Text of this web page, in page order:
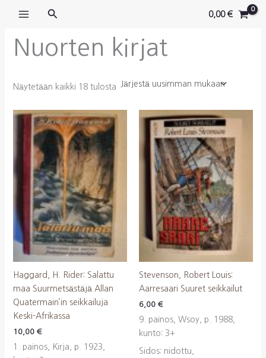
sisältöön
Hae 0,00€
Nuorten kirjat
Näytetään kaikki 18 tulostaSorted
Haggard, H. Rider: Salattu
maa Suurmetsästäjä Allan
Quatermain’in seikkailuja
Keski-Afrikassa
10,00 €
1. painos, Kirja, p. 1923,
Stevenson, Robert Louis:
Aarresaari Suuret seikkailut
6,00 €
9. painos, Wsoy, p. 1988,
kunto: 3+
Sidos: nidottu,